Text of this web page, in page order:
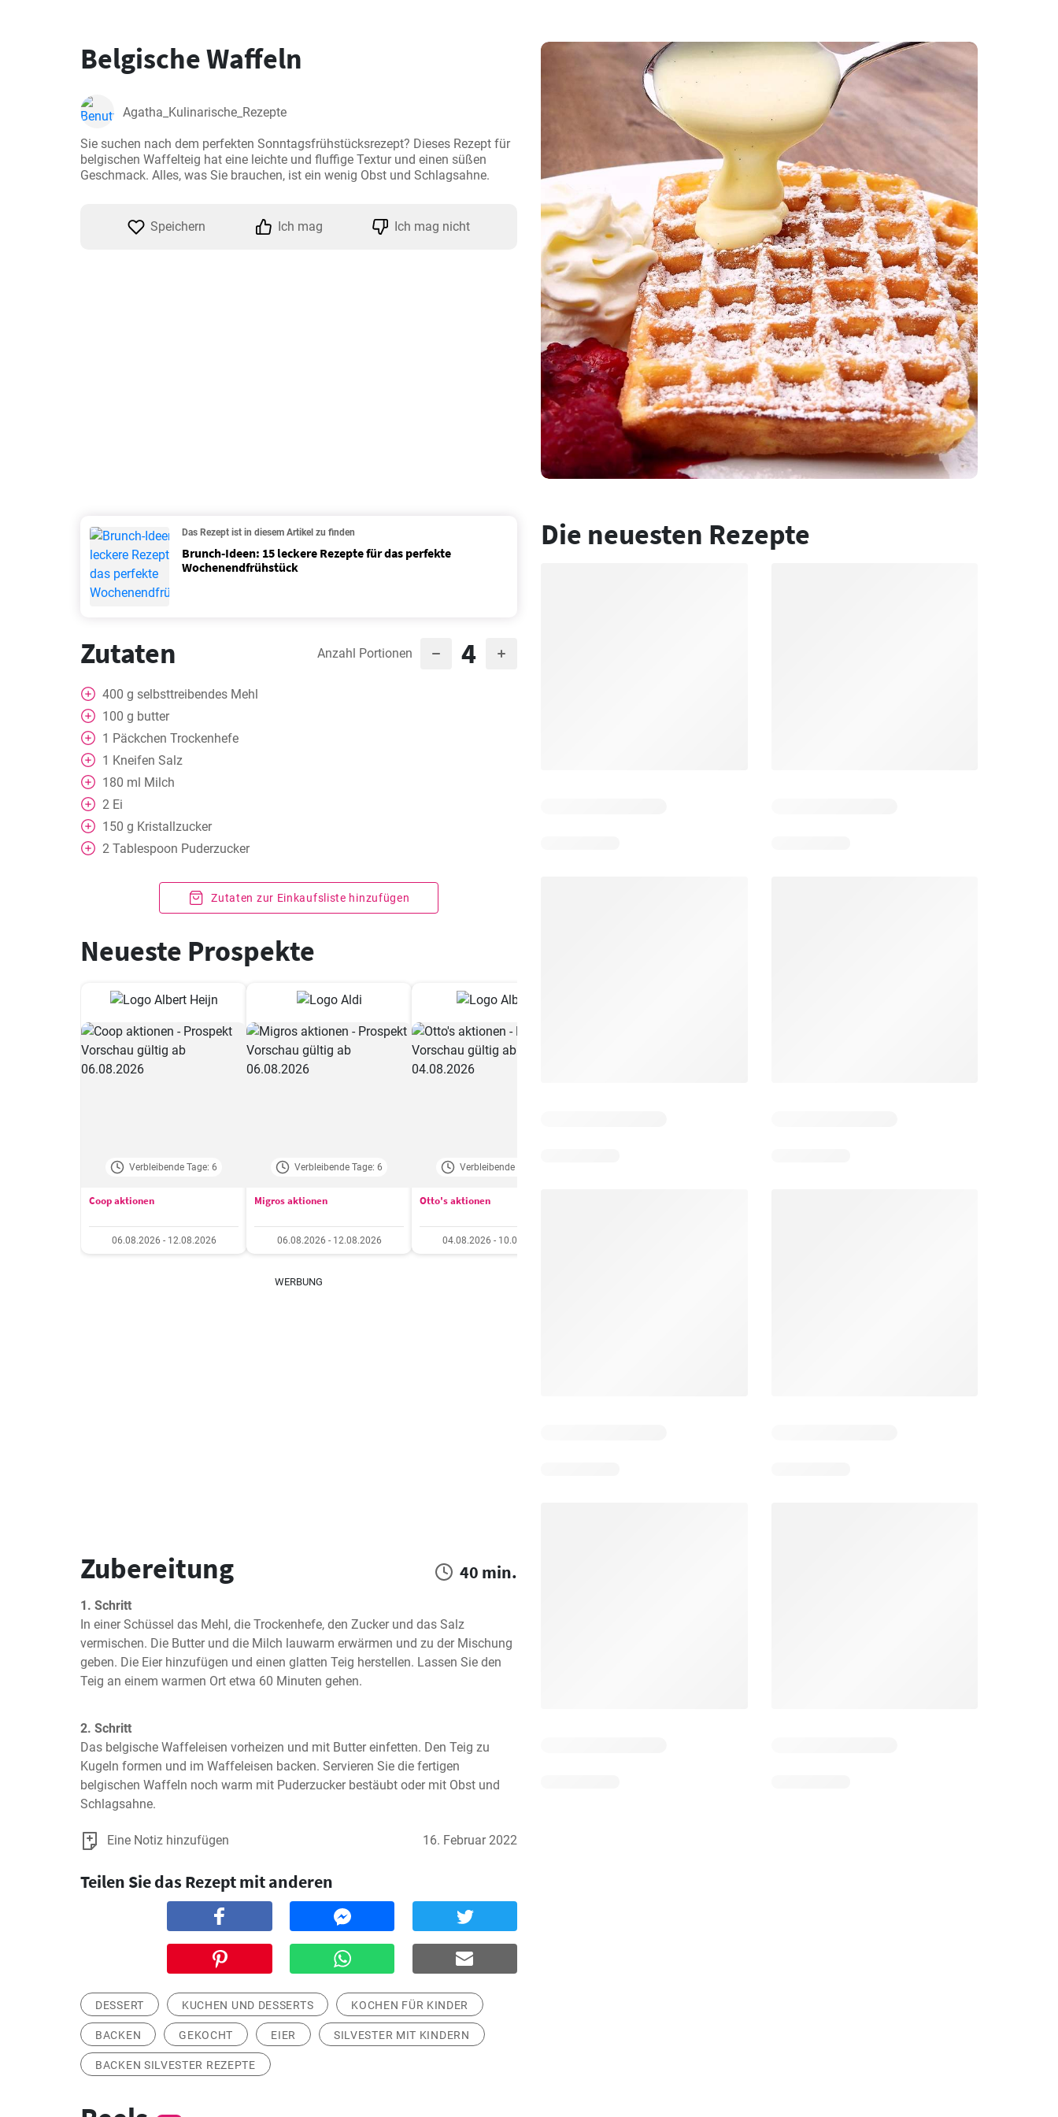
Belgische Waffeln
Agatha_Kulinarische_Rezepte
Sie suchen nach dem perfekten Sonntagsfrühstücksrezept? Dieses Rezept für
belgischen Waffelteig hat eine leichte und fluffige Textur und einen süßen
Geschmack. Alles, was Sie brauchen, ist ein wenig Obst und Schlagsahne.
Speichern Ich mag Ich mag nicht
Das Rezept ist in diesem Artikel zu finden
Brunch-Ideen: 15 leckere Rezepte für das perfekte
Wochenendfrühstück
Zutaten Anzahl Portionen 4
400 g selbsttreibendes Mehl
100 g butter
1 Päckchen Trockenhefe
1 Kneifen Salz
180 ml Milch
2 Ei
150 g Kristallzucker
2 Tablespoon Puderzucker
Zutaten zur Einkaufsliste hinzufügen
Neueste Prospekte
Verbleibende Tage: 6
Coop aktionen
06.08.2026 - 12.08.2026
Verbleibende Tage: 6
Migros aktionen
06.08.2026 - 12.08.2026
Verbleibende Tage: 4
Otto's aktionen
04.08.2026 - 10.08.2026
WERBUNG
Zubereitung 40 min.
1. Schritt
In einer Schüssel das Mehl, die Trockenhefe, den Zucker und das Salz
vermischen. Die Butter und die Milch lauwarm erwärmen und zu der Mischung
geben. Die Eier hinzufügen und einen glatten Teig herstellen. Lassen Sie den
Teig an einem warmen Ort etwa 60 Minuten gehen.
2. Schritt
Das belgische Waffeleisen vorheizen und mit Butter einfetten. Den Teig zu
Kugeln formen und im Waffeleisen backen. Servieren Sie die fertigen
belgischen Waffeln noch warm mit Puderzucker bestäubt oder mit Obst und
Schlagsahne.
Eine Notiz hinzufügen 16. Februar 2022
Teilen Sie das Rezept mit anderen
DESSERT KUCHEN UND DESSERTS KOCHEN FÜR KINDER
BACKEN GEKOCHT EIER SILVESTER MIT KINDERN
BACKEN SILVESTER REZEPTE
Die neuesten Rezepte